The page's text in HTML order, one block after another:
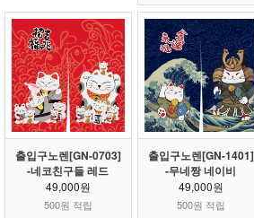
출입구노렌[GN-0703]
-네코친구들 레드
49,000원
500원 적립
출입구노렌[GN-1401]
-무네짱 네이비
49,000원
500원 적립